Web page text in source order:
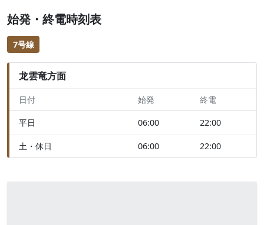
始発・終電時刻表
7号線
龙雲竜方面
日付 始発 終電
平日 06:00 22:00
土・休日 06:00 22:00